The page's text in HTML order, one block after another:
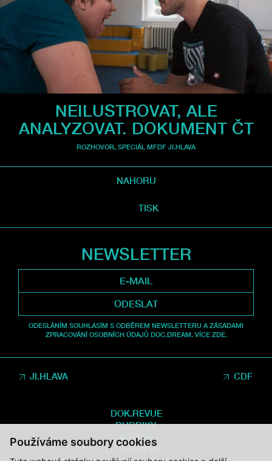
Používáme soubory cookies
NEILUSTROVAT, ALE
ANALYZOVAT. DOKUMENT ČT
ROZHOVOR, SPECIÁL MFDF JI.HLAVA
NAHORU
TISK
NEWSLETTER
ODESLAT
ODESLÁNÍM SOUHLASÍM S ODBĚREM NEWSLETTERU A ZÁSADAMI
ZPRACOVÁNÍ OSOBNÍCH ÚDAJŮ DOC.DREAM. VÍCE ZDE.
JI.HLAVA CDF
DOK.REVUE
RUBRIKY
AUTOŘI
O DOK.REVUE